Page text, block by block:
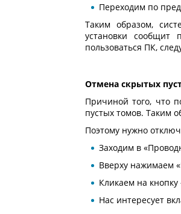
Переходим по
Таким образом,
установки сообщит
пользоваться ПК,
Отмена скрытых
Причиной того, что
пустых томов. Таким
Поэтому нужно
Заходим в
Вверху нажимаем
Кликаем на
Нас интересует